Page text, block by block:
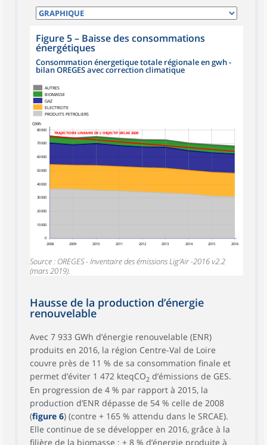
Figure 5– Baisse des consommations
énergétiques
Consommation énergetique totale régionale en gwh -
bilan OREGES avec correction climatique
0
10 000
20 000
30 000
40 000
50 000
60 000
70 000
80 000
GWh
2008 2009 2010 2011 2012 2013 2014 2015 2016
PRODUITS PETROLIERS
ELECTRICITE
GAZ
BIOMASSE
AUTRES
TRAJECTOIRE LINEAIRE DE L'OBJECTIF SRCAE 2020
Source : OREGES - Inventaire des émissions Lig’Air -2016 v2.2
(mars 2019).
Hausse de la production d’énergie
renouvelable
Avec 7 933 GWh d’énergie renouvelable (ENR)
produits en 2016, la région Centre-Val de Loire
couvre près de 11 % de sa consommation finale et
permet d’éviter 1 472 kteqCO2 d’émissions de GES.
En progression de 4 % par rapport à 2015, la
production d’ENR dépasse de 54 % celle de 2008
(figure 6) (contre + 165 % attendu dans le SRCAE).
Elle continue de se développer en 2016, grâce à la
filière de la biomasse : + 8 % d’énergie produite à